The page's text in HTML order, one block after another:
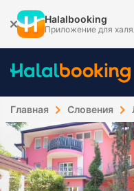
Halalbooking
Приложение для
Главная Словения